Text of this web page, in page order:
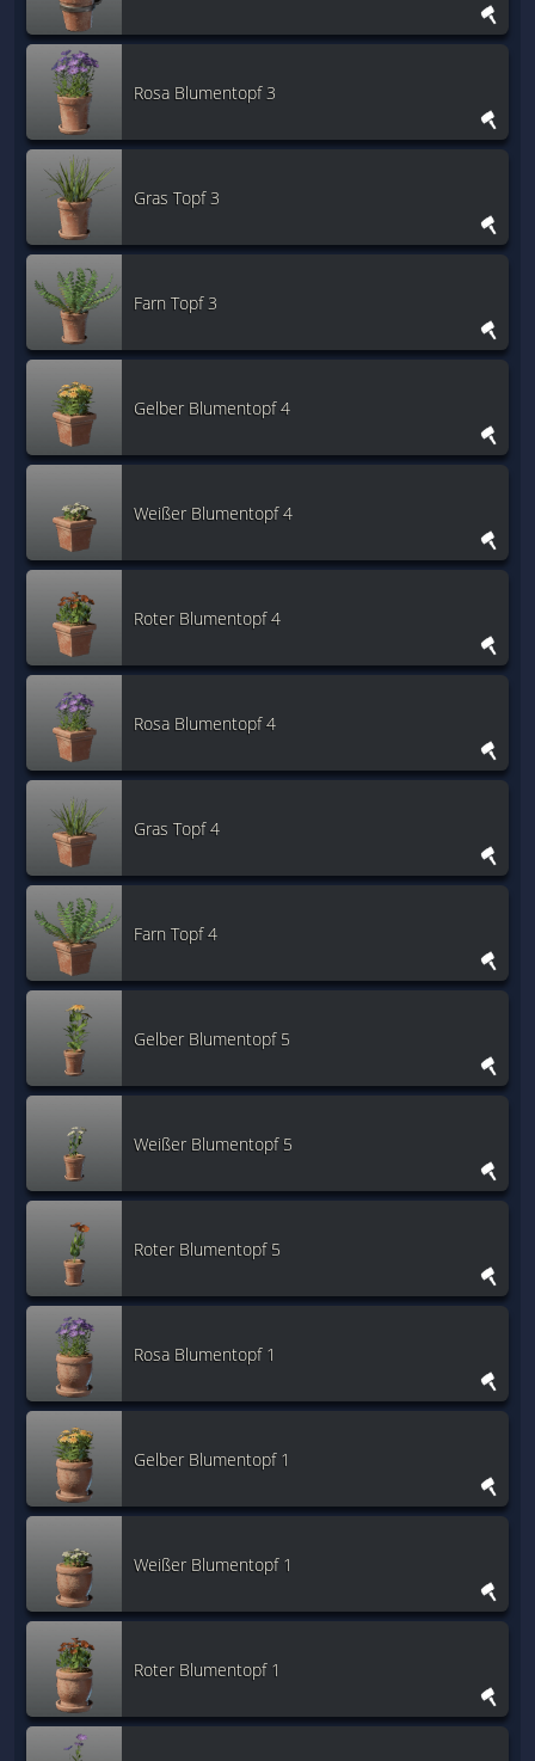
Rosa Blumentopf 3
Gras Topf 3
Farn Topf 3
Gelber Blumentopf 4
Weißer Blumentopf 4
Roter Blumentopf 4
Rosa Blumentopf 4
Gras Topf 4
Farn Topf 4
Gelber Blumentopf 5
Weißer Blumentopf 5
Roter Blumentopf 5
Rosa Blumentopf 1
Gelber Blumentopf 1
Weißer Blumentopf 1
Roter Blumentopf 1